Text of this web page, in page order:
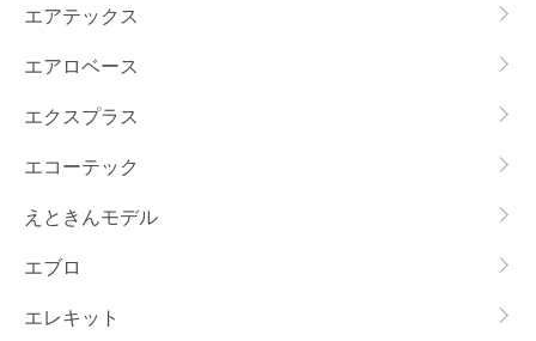
エアテックス
エアロベース
エクスプラス
エコーテック
えときんモデル
エブロ
エレキット